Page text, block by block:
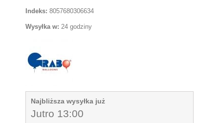
Indeks: 8057680306634
Wysyłka w: 24 godziny
Najbliższa wysyłka już
Jutro 13:00